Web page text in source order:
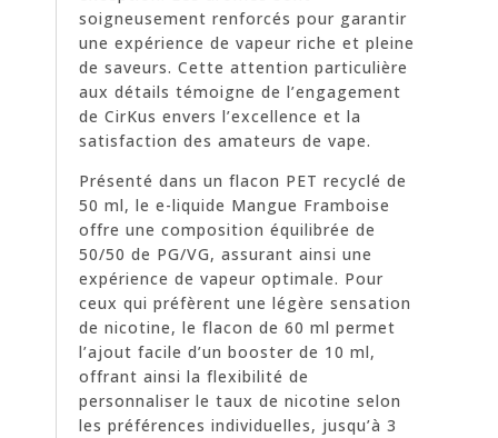
soigneusement renforcés pour garantir
une expérience de vapeur riche et pleine
de saveurs. Cette attention particulière
aux détails témoigne de l’engagement
de CirKus envers l’excellence et la
satisfaction des amateurs de vape.
Présenté dans un flacon PET recyclé de
50 ml, le e-liquide Mangue Framboise
offre une composition équilibrée de
50/50 de PG/VG, assurant ainsi une
expérience de vapeur optimale. Pour
ceux qui préfèrent une légère sensation
de nicotine, le flacon de 60 ml permet
l’ajout facile d’un booster de 10 ml,
offrant ainsi la flexibilité de
personnaliser le taux de nicotine selon
les préférences individuelles, jusqu’à 3